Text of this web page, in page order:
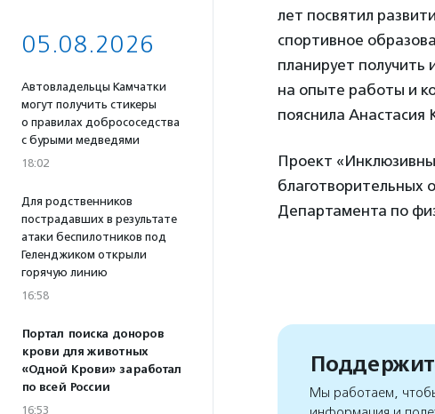
05.08.2026
Автовладельцы Камчатки
могут получить стикеры
о правилах добрососедства
с бурыми медведями
18:02
Для родственников
пострадавших в результате
атаки беспилотников под
Геленджиком открыли
горячую линию
16:58
Портал поиска доноров
крови для животных
«Одной Крови» заработал
по всей России
16:53
лет посвятил
спортивное
планирует получить
на опыте работы и
пояснила Анастасия
Проект
благотворительных
Департамента по
Мы работаем,